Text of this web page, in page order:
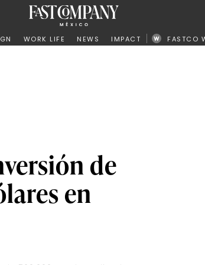
WORK LIFE NEWS IMPACT FASTCO
de
en